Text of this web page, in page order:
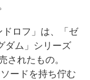
ロフ」は、「ゼ
ダム」シリーズ
されたもの。
ードを持ち佇む